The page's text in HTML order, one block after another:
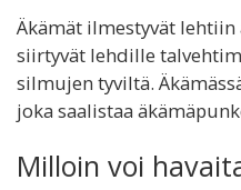
Äkämät ilmestyvät
siirtyvät lehdille
silmujen tyviltä.
joka saalistaa
Milloin voi